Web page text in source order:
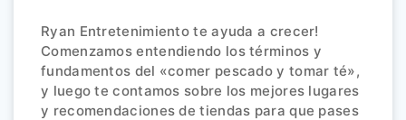
Ryan Entretenimiento te ayuda a crecer!
Comenzamos entendiendo los términos y
fundamentos del «comer pescado y tomar té»,
y luego te contamos sobre los mejores lugares
y recomendaciones de tiendas para que pases